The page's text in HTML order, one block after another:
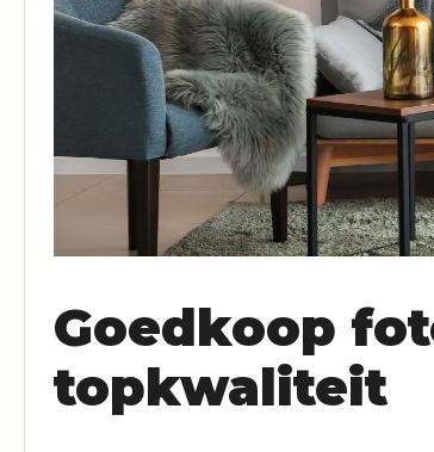
Goedkoop
topkwaliteit